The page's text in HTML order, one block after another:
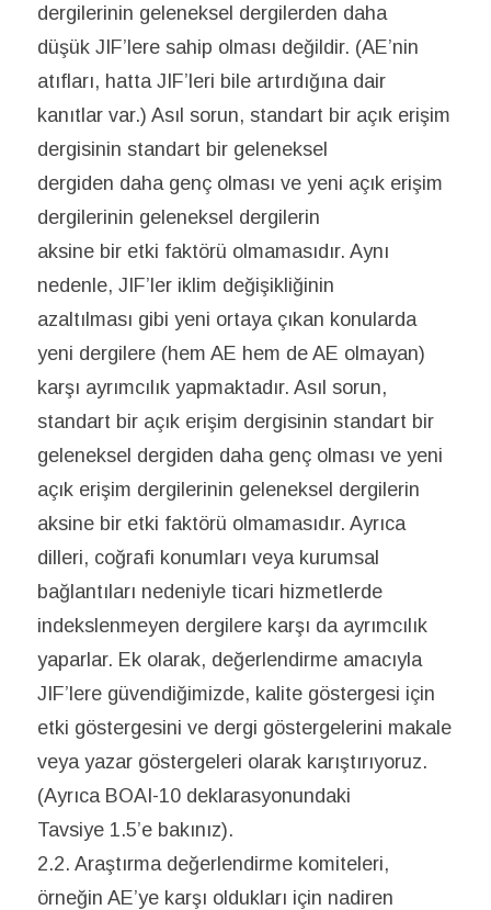
dergilerinin geleneksel dergilerden daha
düşük JIF’lere sahip olması değildir. (AE’nin
atıfları, hatta JIF’leri bile artırdığına dair
kanıtlar var.) Asıl sorun, standart bir açık erişim
dergisinin standart bir geleneksel
dergiden daha genç olması ve yeni açık erişim
dergilerinin geleneksel dergilerin
aksine bir etki faktörü olmamasıdır. Aynı
nedenle, JIF’ler iklim değişikliğinin
azaltılması gibi yeni ortaya çıkan konularda
yeni dergilere (hem AE hem de AE olmayan)
karşı ayrımcılık yapmaktadır. Asıl sorun,
standart bir açık erişim dergisinin standart bir
geleneksel dergiden daha genç olması ve yeni
açık erişim dergilerinin geleneksel dergilerin
aksine bir etki faktörü olmamasıdır. Ayrıca
dilleri, coğrafi konumları veya kurumsal
bağlantıları nedeniyle ticari hizmetlerde
indekslenmeyen dergilere karşı da ayrımcılık
yaparlar. Ek olarak, değerlendirme amacıyla
JIF’lere güvendiğimizde, kalite göstergesi için
etki göstergesini ve dergi göstergelerini makale
veya yazar göstergeleri olarak karıştırıyoruz.
(Ayrıca BOAI-10 deklarasyonundaki
Tavsiye 1.5’e bakınız).
2.2. Araştırma değerlendirme komiteleri,
örneğin AE’ye karşı oldukları için nadiren